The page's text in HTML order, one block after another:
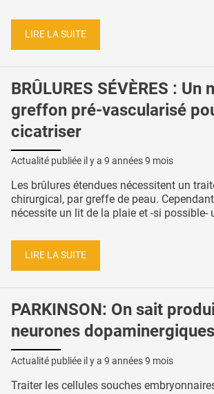
LIRE LA SUITE
BRÛLURES SÉVÈRES : Un
greffon pré-vascularisé
cicatriser
Actualité publiée il y a 9 années 9 mois
Les brûlures étendues nécessitent un
chirurgical, par greffe de peau.
nécessite un lit de la plaie et -si possible-
LIRE LA SUITE
PARKINSON: On sait
neurones
Actualité publiée il y a 9 années 9 mois
Traiter les cellules souches